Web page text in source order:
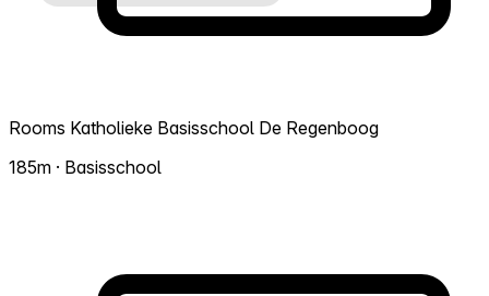
Rooms Katholieke Basisschool De Regenboog
185m · Basisschool